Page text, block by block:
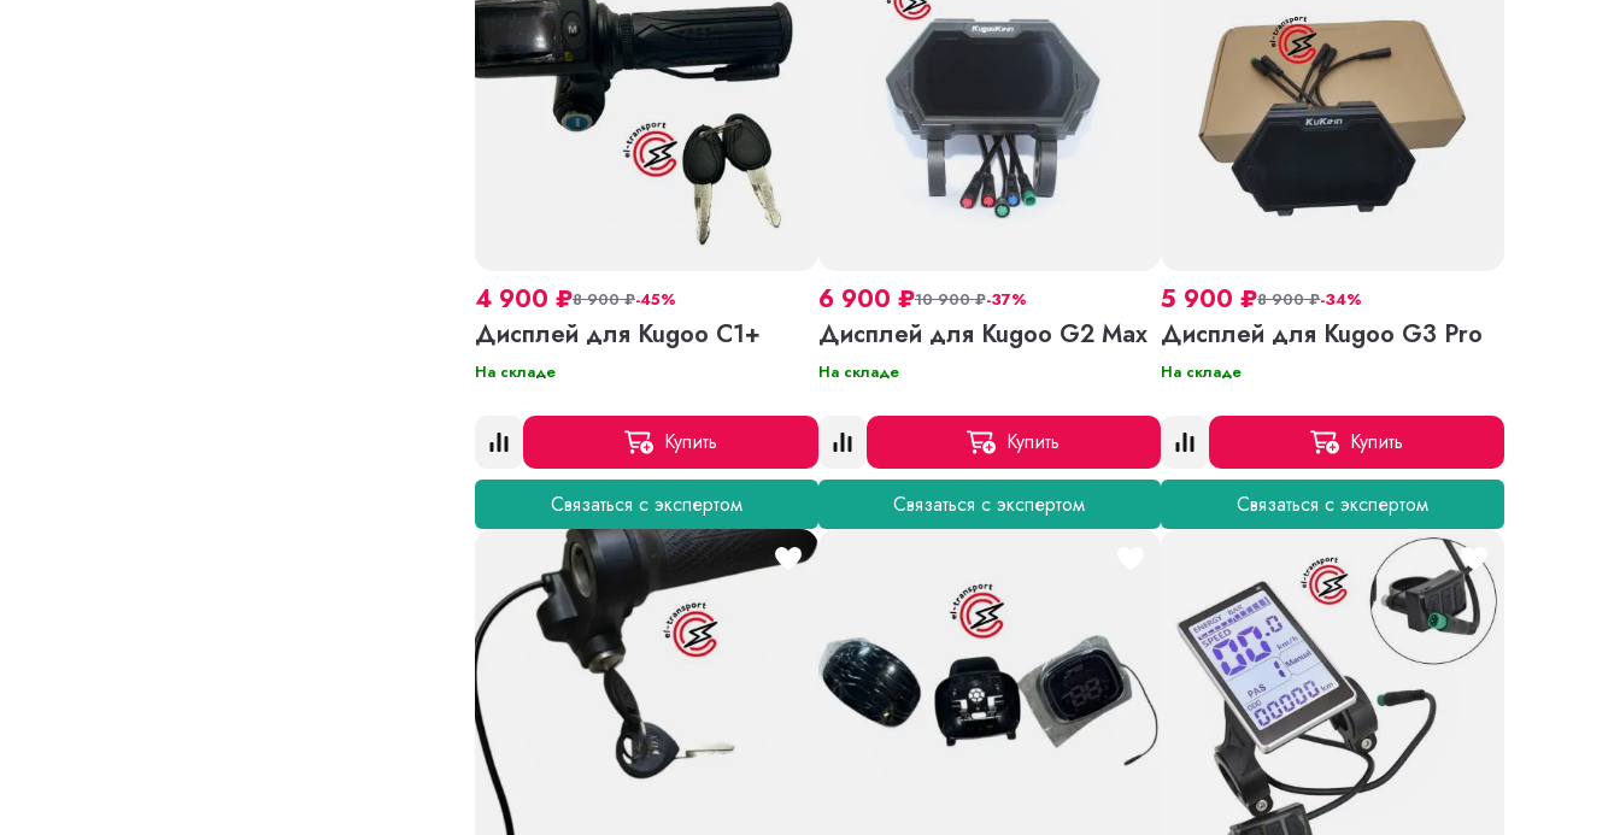
4 900 ₽8 900₽-45%
Дисплей для Kugoo C1+
На складе
Купить
Связаться с экспертом
6 900 ₽10 900₽-37%
Дисплей для Kugoo G2 Max
На складе
Купить
Связаться с экспертом
5 900₽8 900₽-34%
Дисплей для Kugoo G3 Pro
На складе
Купить
Связаться с экспертом